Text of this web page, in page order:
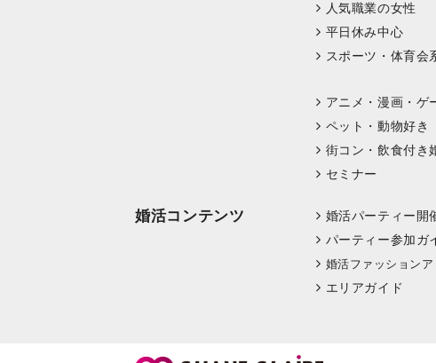
人気職業の女性
平日休み中心
スポーツ・体育会
アニメ・漫画・ゲ
ペット・動物好き
街コン・飲食付き
セミナー
婚活コンテンツ 婚活パーティー開
パーティー参加ガ
婚活ファッションア
エリアガイド